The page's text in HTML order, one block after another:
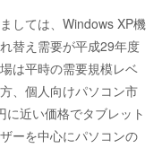
しては、Windows XP機
替え需要が平成29年度
は平時の需要規模レベ
、個人向けパソコン市
近い価格でタブレット
ーを中心にパソコンの